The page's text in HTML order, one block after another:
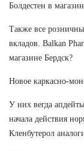
Болдестен в
Также все
вкладов. Balkan
магазине Бердск?
Новое каркасно-
У них вегда
начала действия
Кленбутерол